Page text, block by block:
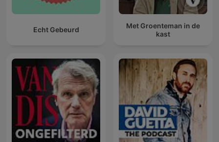
Echt Gebeurd
Met Groenteman in de
kast